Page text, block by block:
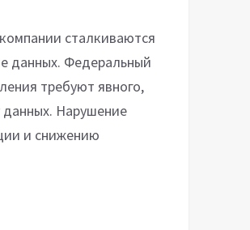
сталкиваются
данных. Федеральный
требуют явного,
данных. Нарушение
и снижению